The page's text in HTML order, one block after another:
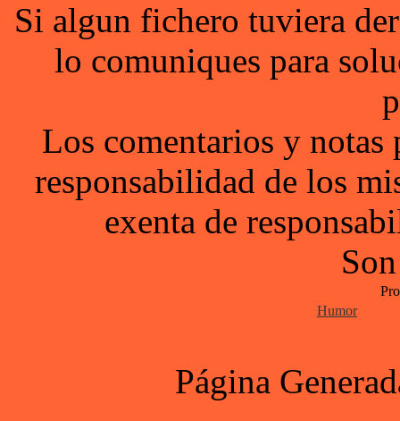
Si algun fichero tuviera
lo comuniques para
Los comentarios y notas
responsabilidad de los
exenta de
Humor
Página